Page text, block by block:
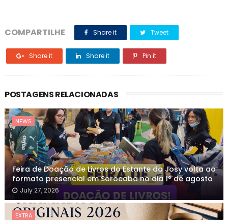
COMPARTILHE Share it Tweet
Share it Share it Pin it
POSTAGENS RELACIONADAS
NEWS
Feira de Doação de Livros do Estante da Josy volta ao
formato presencial em Sorocaba no dia 1º de agosto
July 27, 2026
EXTRA